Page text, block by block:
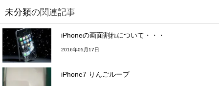
未分類の関連記事
iPhoneの画面割れについて・・・
2016年05月17日
iPhone7 りんごループ